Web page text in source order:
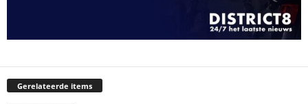
Gerelateerde items